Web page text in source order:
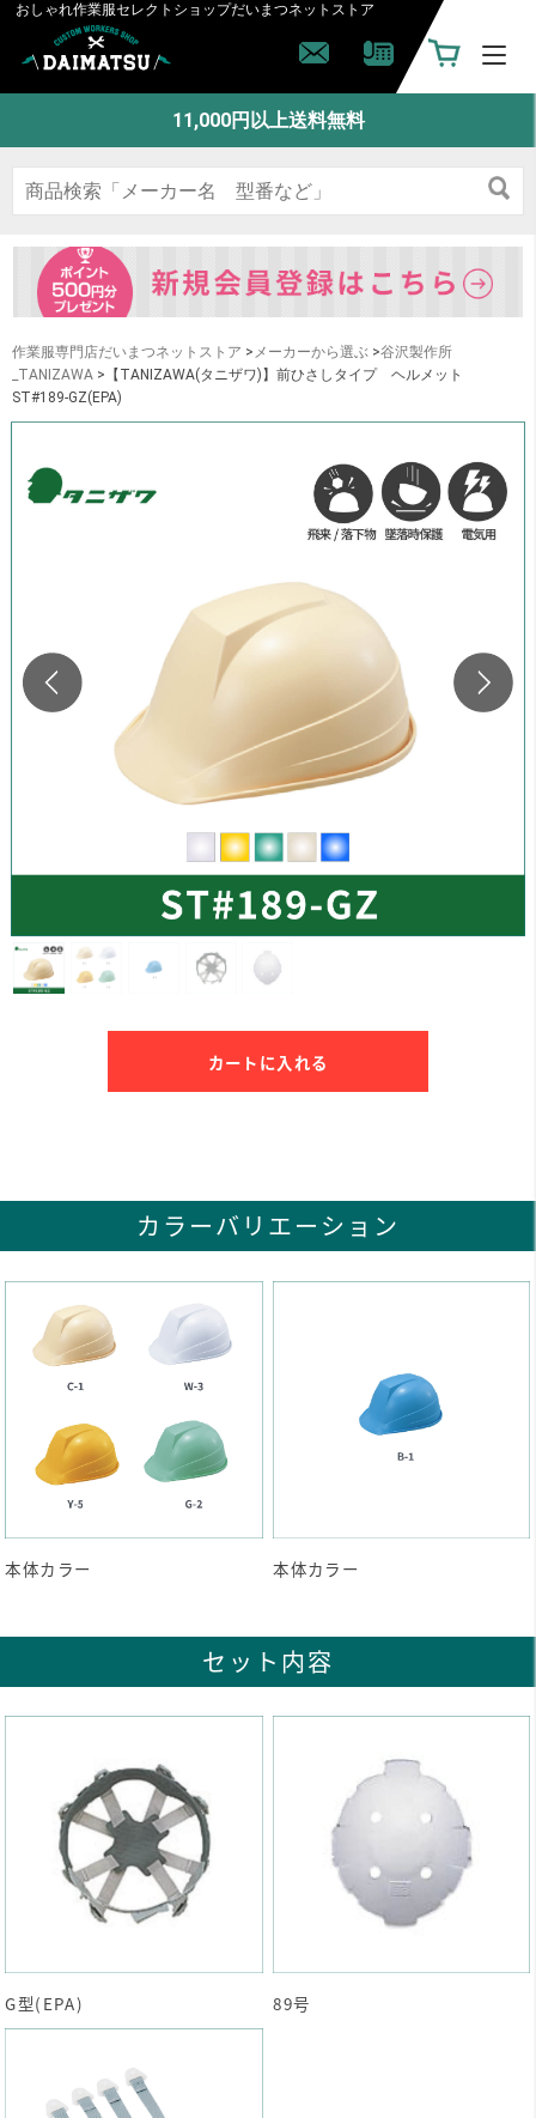
おしゃれ作業服セレクトショップだいまつネットストア
11,000円以上送料無料
作業服専門店だいまつネットストア > メーカーから選ぶ >谷沢製作所
_TANIZAWA >【TANIZAWA(タニザワ)】前ひさしタイプ ヘルメット
ST#189-GZ(EPA)
カートに入れる
カラーバリエーション
本体カラー 本体カラー
セット内容
G型(EPA) 89号